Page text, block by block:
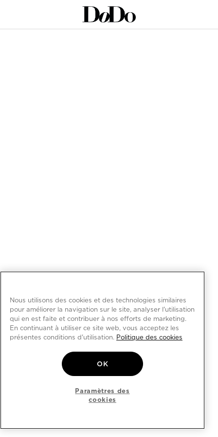
Nous utilisons des cookies et des technologies similaires
pour améliorer la navigation sur le site, analyser l'utilisation
qui en est faite et contribuer à nos efforts de marketing.
En continuant à utiliser ce site web, vous acceptez les
présentes conditions d'utilisation. Politique des cookies
OK
Paramètres des
cookies